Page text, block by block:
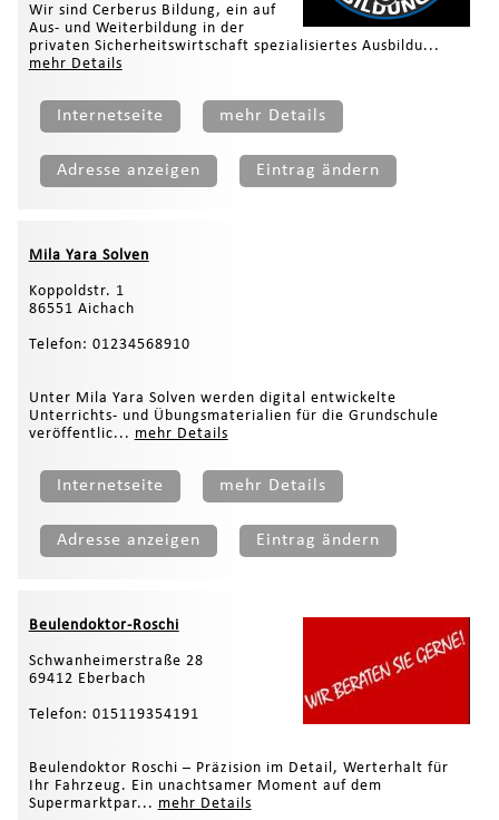
Wir sind Cerberus Bildung, ein auf
Aus- und Weiterbildung in der
privaten Sicherheitswirtschaft spezialisiertes Ausbildu...
mehr Details
Internetseite mehr Details
Adresse anzeigen Eintrag ändern
Mila Yara Solven
Koppoldstr. 1
86551 Aichach
Telefon: 01234568910
Unter Mila Yara Solven werden digital entwickelte
Unterrichts- und Übungsmaterialien für die Grundschule
veröffentlic... mehr Details
Internetseite mehr Details
Adresse anzeigen Eintrag ändern
Beulendoktor-Roschi
Schwanheimerstraße 28
69412 Eberbach
Telefon: 015119354191
Beulendoktor Roschi – Präzision im Detail, Werterhalt für
Ihr Fahrzeug. Ein unachtsamer Moment auf dem
Supermarktpar... mehr Details